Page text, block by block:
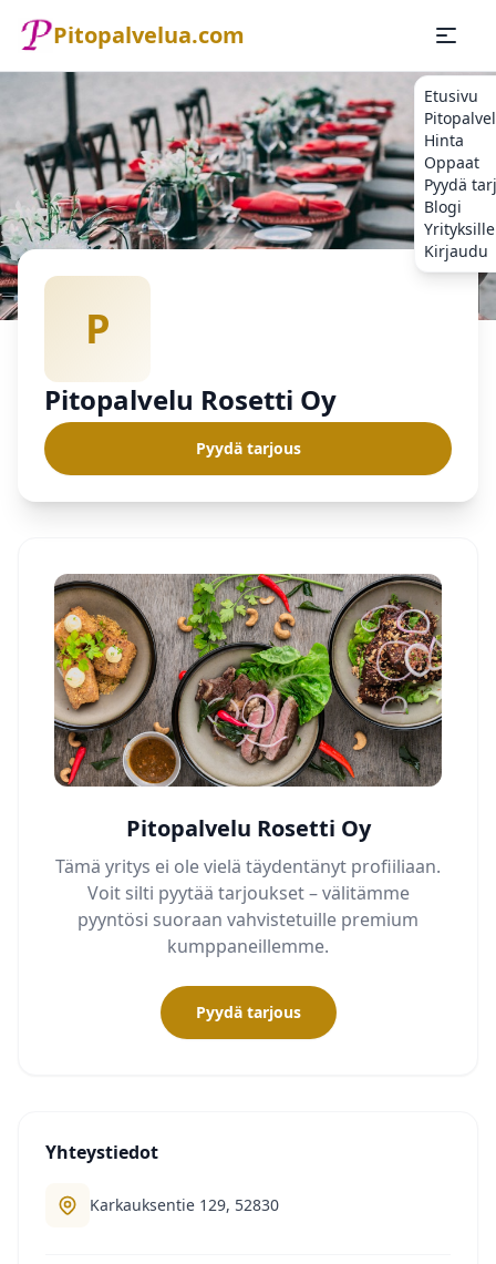
Pitopalvelua.com
Etusivu
Hinta
Oppaat
Pyydä
Blogi
Yrityksille
Kirjaudu
Etusivu
Pitopalvelu
P
Pitopalvelu Rosetti Oy
Pyydä tarjous
Pitopalvelu Rosetti Oy
Tämä yritys ei ole vielä täydentänyt profiiliaan.
Voit silti pyytää tarjoukset – välitämme
pyyntösi suoraan vahvistetuille premium
kumppaneillemme.
Pyydä tarjous
Yhteystiedot
Karkauksentie 129, 52830